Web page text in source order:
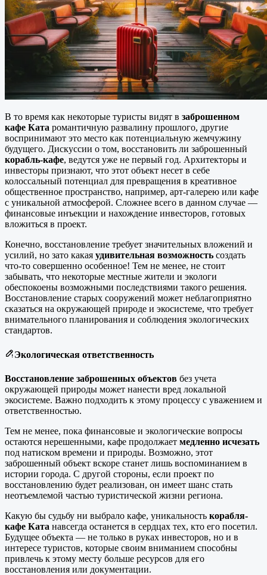
В то время как некоторые туристы видят в заброшенном
кафе Ката романтичную развалину прошлого, другие
воспринимают это место как потенциальную жемчужину
будущего. Дискуссии о том, восстановить ли заброшенный
корабль-кафе, ведутся уже не первый год. Архитекторы и
инвесторы признают, что этот объект несет в себе
колоссальный потенциал для превращения в креативное
общественное пространство, например, арт-галерею или кафе
с уникальной атмосферой. Сложнее всего в данном случае —
финансовые инъекции и нахождение инвесторов, готовых
вложиться в проект.
Конечно, восстановление требует значительных вложений и
усилий, но зато какая удивительная возможность создать
что-то совершенно особенное! Тем не менее, не стоит
забывать, что некоторые местные жители и экологи
обеспокоены возможными последствиями такого решения.
Восстановление старых сооружений может неблагоприятно
сказаться на окружающей природе и экосистеме, что требует
внимательного планирования и соблюдения экологических
стандартов.
Экологическая ответственность
Восстановление заброшенных объектов без учета
окружающей природы может нанести вред локальной
экосистеме. Важно подходить к этому процессу с уважением и
ответственностью.
Тем не менее, пока финансовые и экологические вопросы
остаются нерешенными, кафе продолжает медленно исчезать
под натиском времени и природы. Возможно, этот
заброшенный объект вскоре станет лишь воспоминанием в
истории города. С другой стороны, если проект по
восстановлению будет реализован, он имеет шанс стать
неотъемлемой частью туристической жизни региона.
Какую бы судьбу ни выбрало кафе, уникальность корабля-
кафе Ката навсегда останется в сердцах тех, кто его посетил.
Будущее объекта — не только в руках инвесторов, но и в
интересе туристов, которые своим вниманием способны
привлечь к этому месту больше ресурсов для его
восстановления или документации.